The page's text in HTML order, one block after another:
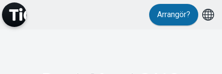
Evenemang Arrangör?